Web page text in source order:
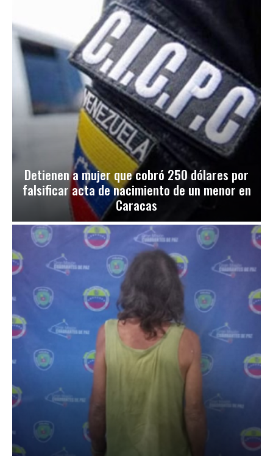
Detienen a mujer que cobró 250 dólares por
falsificar acta de nacimiento de un menor en
Caracas